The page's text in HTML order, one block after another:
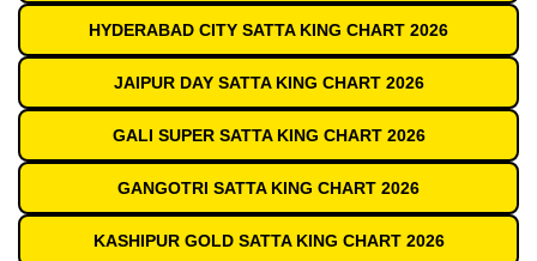
HYDERABAD CITY SATTA KING CHART 2026
JAIPUR DAY SATTA KING CHART 2026
GALI SUPER SATTA KING CHART 2026
GANGOTRI SATTA KING CHART 2026
KASHIPUR GOLD SATTA KING CHART 2026